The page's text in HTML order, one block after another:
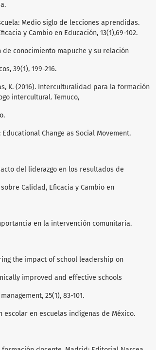
Medio siglo de lecciones aprendidas.
y Cambio en Educación, 13(1),69-102.
de conocimiento mapuche y su relación
39(1), 199-216.
K. (2016). Interculturalidad para la formación
intercultural. Temuco,
Change as Social Movement.
del liderazgo en los resultados de
Calidad, Eficacia y Cambio en
en la intervención comunitaria.
the impact of school leadership on
improved and effective schools
25(1), 83-101.
escolar en escuelas indígenas de México.